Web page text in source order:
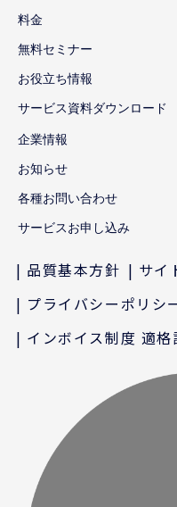
料金
無料セミナー
お役立ち情報
サービス資料ダウンロード
企業情報
お知らせ
各種お問い合わせ
サービスお申し込み
品質基本方針
サイ
プライバシーポリシ
インボイス制度 適